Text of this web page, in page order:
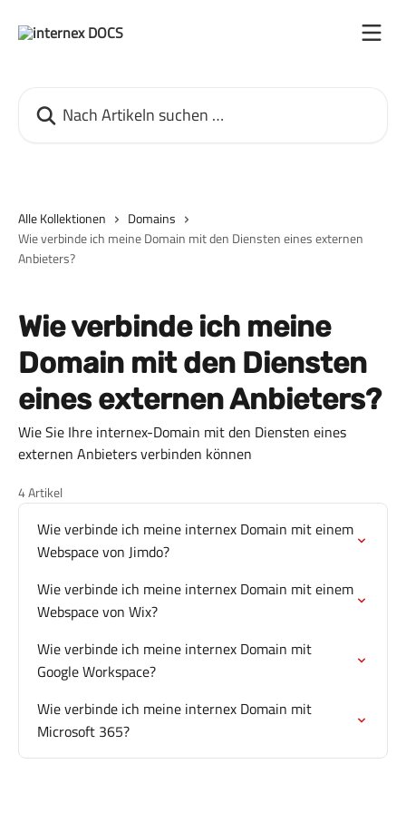
Alle Kollektionen
Domains
Wie verbinde ich meine Domain mit den Diensten eines externen
Anbieters?
Wie verbinde ich meine
Domain mit den Diensten
eines externen Anbieters?
Wie Sie Ihre internex-Domain mit den Diensten eines
externen Anbieters verbinden können
4 Artikel
Wie verbinde ich meine internex Domain mit einem
Webspace von Jimdo?
Wie verbinde ich meine internex Domain mit einem
Webspace von Wix?
Wie verbinde ich meine internex Domain mit
Google Workspace?
Wie verbinde ich meine internex Domain mit
Microsoft 365?